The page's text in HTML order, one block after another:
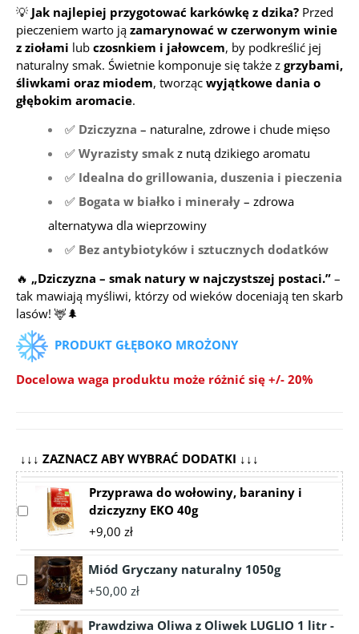
💡 Jak najlepiej przygotować karkówkę z dzika? Przed
pieczeniem warto ją zamarynować w czerwonym winie
z ziołami lub czosnkiem i jałowcem, by podkreślić jej
naturalny smak. Świetnie komponuje się także z grzybami,
śliwkami oraz miodem, tworząc wyjątkowe dania o
głębokim aromacie.
✅ Dziczyzna – naturalne, zdrowe i chude mięso
✅ Wyrazisty smak z nutą dzikiego aromatu
✅ Idealna do grillowania, duszenia i pieczenia
✅ Bogata w białko i minerały – zdrowa
alternatywa dla wieprzowiny
✅ Bez antybiotyków i sztucznych dodatków
🔥 „Dziczyzna – smak natury w najczystszej postaci.” –
tak mawiają myśliwi, którzy od wieków doceniają ten skarb
lasów! 🦌🌲
PRODUKT GŁĘBOKO MROŻONY
Docelowa waga produktu może różnić się +/- 20%
↓↓↓ ZAZNACZ ABY WYBRAĆ DODATKI ↓↓↓
Select
accessory
do
wołowiny,
baraniny
dziczyzny
Przyprawa do wołowiny, baraniny i
dziczyzny EKO 40g
+9,00 zł
Select
accessory
Gryczany
Miód Gryczany naturalny 1050g
+50,00 zł
Prawdziwa Oliwa z Oliwek LUGLIO 1 litr -